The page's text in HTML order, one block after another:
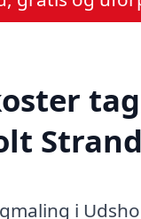
i